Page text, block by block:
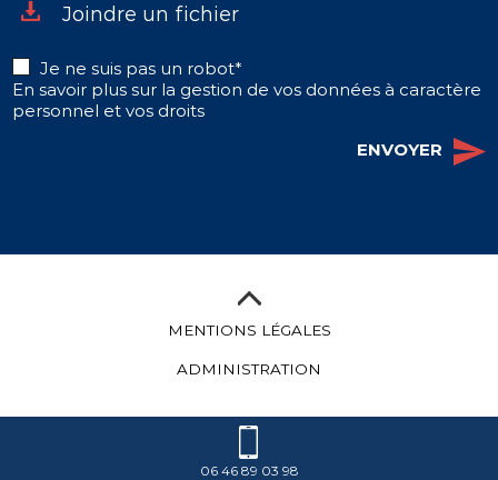
Joindre un fichier
Je ne suis pas un robot*
En savoir plus sur la gestion de vos données à caractère
personnel et vos droits
ENVOYER
MENTIONS LÉGALES
ADMINISTRATION
06 46 89 03 98